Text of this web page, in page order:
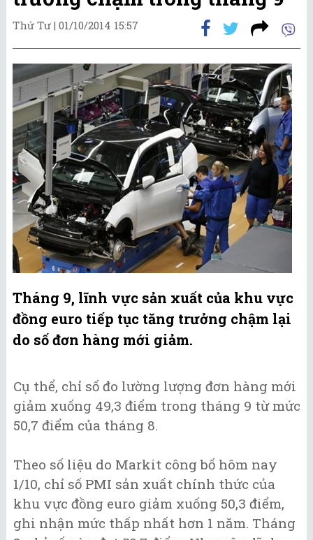
Thứ Tư | 01/10/2014 15:57
Tháng 9, lĩnh vực sản xuất của khu vực
đồng euro tiếp tục tăng trưởng chậm lại
do số đơn hàng mới giảm.
Cụ thể, chỉ số đo lường lượng đơn hàng mới
giảm xuống 49,3 điểm trong tháng 9 từ mức
50,7 điểm của tháng 8.
Theo số liệu do Markit công bố hôm nay
1/10, chỉ số PMI sản xuất chính thức của
khu vực đồng euro giảm xuống 50,3 điểm,
ghi nhận mức thấp nhất hơn 1 năm. Tháng